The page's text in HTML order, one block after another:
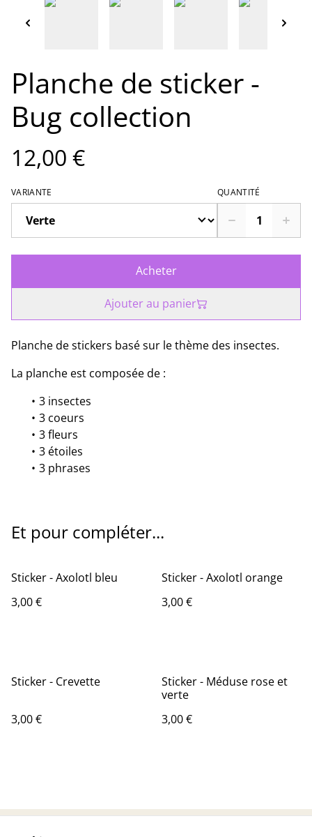
Planche de sticker -
Bug collection
12,00 €
VARIANTE QUANTITÉ
Acheter
Ajouter au panier
Planche de stickers basé sur le thème des insectes.
La planche est composée de :
3 insectes
3 coeurs
3 fleurs
3 étoiles
3 phrases
Et pour compléter...
Sticker - Axolotl bleu
3,00 €
Sticker - Axolotl orange
3,00 €
Sticker - Crevette
3,00 €
Sticker - Méduse rose et
verte
3,00 €